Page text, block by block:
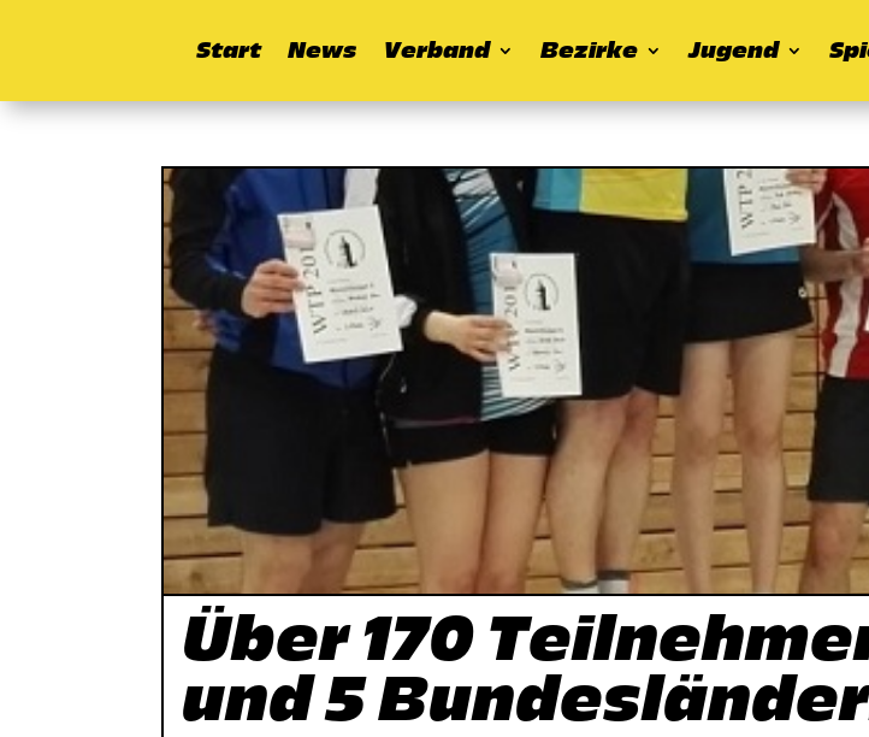
Start News Verband Bezirke Jugend
Über 170
und 5